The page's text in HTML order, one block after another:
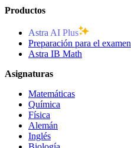
Productos
Astra AI Plus
Preparación para el examen
Astra IB Math
Asignaturas
Matemáticas
Química
Física
Alemán
Inglés